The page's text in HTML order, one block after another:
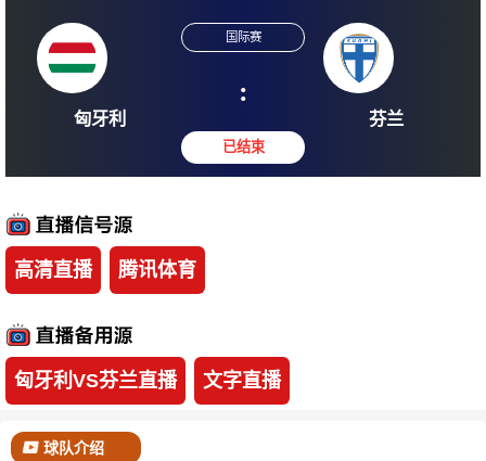
:
高清直播 腾讯体育
匈牙利VS芬兰直播 文字直播
球队介绍